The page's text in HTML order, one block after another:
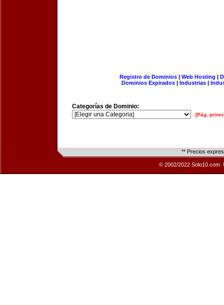
Registro de Dominios| Web Hosting |
Dominios Expirados | Industrias |
Categorías de Dominio:
[Pág.
** Precios
© 2002/2022 Solo10.com